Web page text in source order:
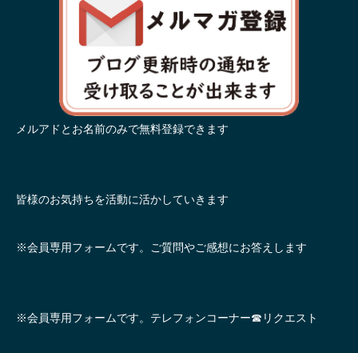
メルアドとお名前のみで無料登録できます
皆様のお気持ちを活動に活かしていきます
※会員専用フォームです。ご質問やご感想にお答えします
※会員専用フォームです。テレフォンコーナー☎リクエスト